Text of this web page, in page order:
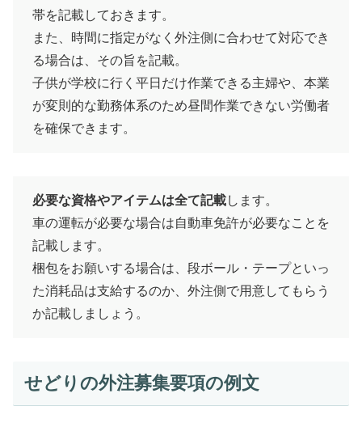
帯を記載しておきます。
また、時間に指定がなく外注側に合わせて対応でき
る場合は、その旨を記載。
子供が学校に行く平日だけ作業できる主婦や、本業
が変則的な勤務体系のため昼間作業できない労働者
を確保できます。
必要な資格やアイテムは全て記載します。
車の運転が必要な場合は自動車免許が必要なことを
記載します。
梱包をお願いする場合は、段ボール・テープといっ
た消耗品は支給するのか、外注側で用意してもらう
か記載しましょう。
せどりの外注募集要項の例文